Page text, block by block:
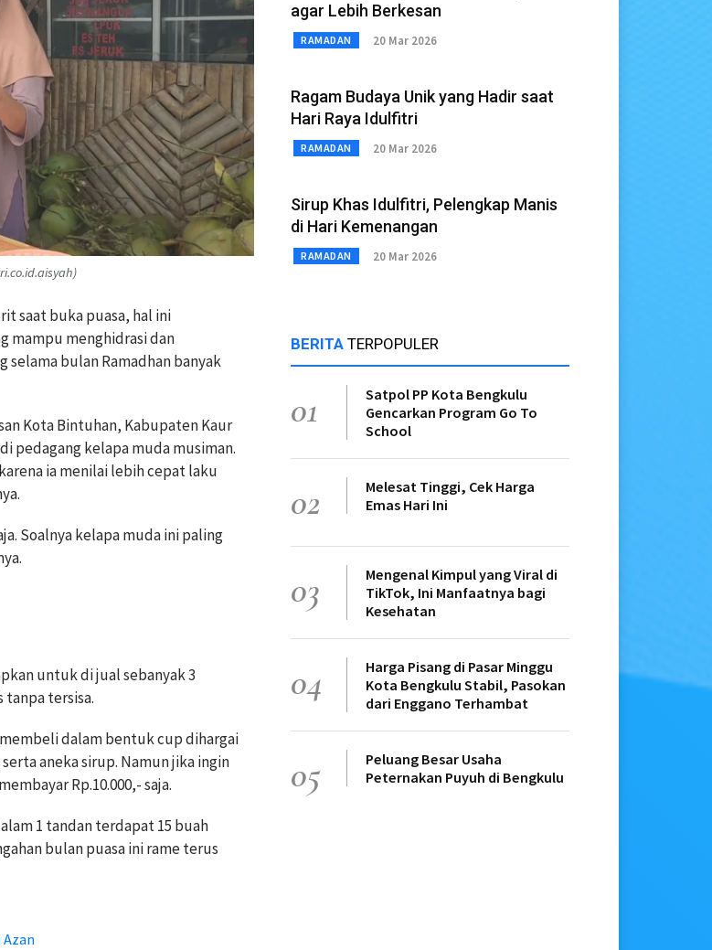
saat buka puasa, hal ini
mampu menghidrasi dan
selama bulan Ramadhan banyak
Kota Bintuhan, Kabupaten Kaur
pedagang kelapa muda musiman.
ia menilai lebih cepat laku
Soalnya kelapa muda ini paling
untuk di jual sebanyak 3
tersisa.
dalam bentuk cup dihargai
aneka sirup. Namun jika ingin
Rp.10.000,- saja.
1 tandan terdapat 15 buah
bulan puasa ini rame terus
agar Lebih Berkesan
RAMADAN 20 Mar 2026
Ragam Budaya Unik yang Hadir saat
Hari Raya Idulfitri
RAMADAN 20 Mar 2026
Sirup Khas Idulfitri, Pelengkap Manis
di Hari Kemenangan
RAMADAN 20 Mar 2026
BERITA TERPOPULER
01
Satpol PP Kota Bengkulu
Gencarkan Program Go To
School
02
Melesat Tinggi, Cek Harga
Emas Hari Ini
03
Mengenal Kimpul yang Viral di
TikTok, Ini Manfaatnya bagi
Kesehatan
04
Harga Pisang di Pasar Minggu
Kota Bengkulu Stabil, Pasokan
dari Enggano Terhambat
05
Peluang Besar Usaha
Peternakan Puyuh di Bengkulu